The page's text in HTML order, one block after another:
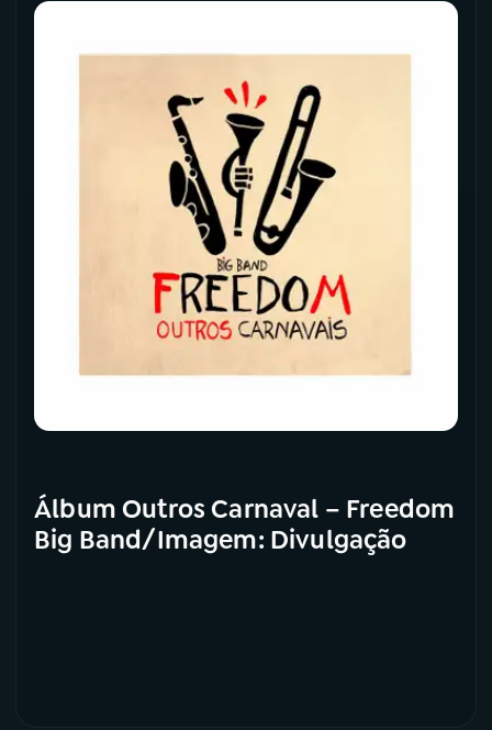
Álbum Outros Carnaval – Freedom
Big Band/Imagem: Divulgação